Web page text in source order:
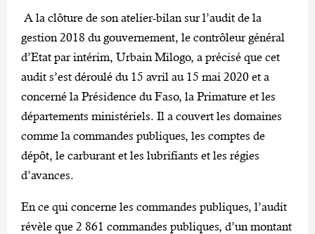
A la clôture de son atelier-bilan sur l’audit de la
gestion 2018 du gouvernement, le contrôleur général
d’Etat par intérim, Urbain Milogo, a précisé que cet
audit s’est déroulé du 15 avril au 15 mai 2020 et a
concerné la Présidence du Faso, la Primature et les
départements ministériels. Il a couvert les domaines
comme la commandes publiques, les comptes de
dépôt, le carburant et les lubrifiants et les régies
d’avances.
En ce qui concerne les commandes publiques, l’audit
révèle que 2 861 commandes publiques, d’un montant